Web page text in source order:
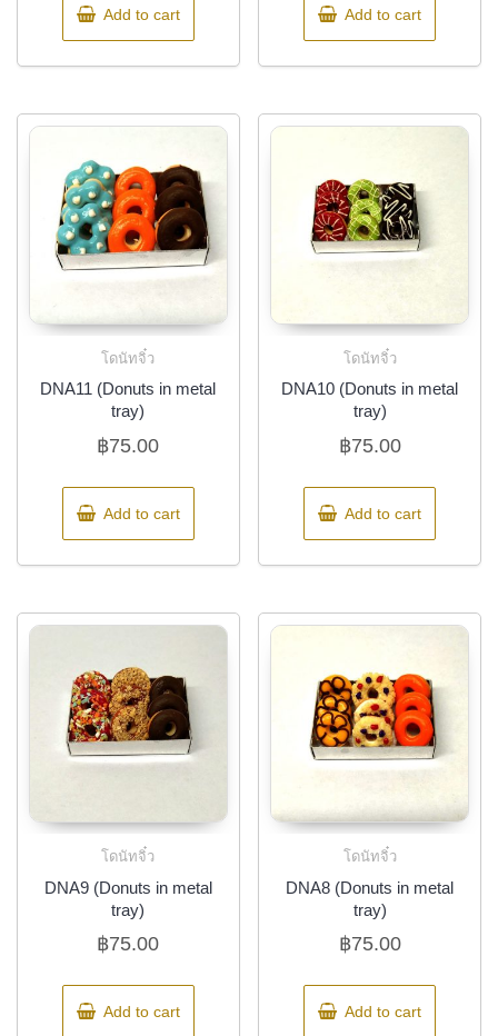
Add to cart Add to cart
โดนัทจิ๋ว
DNA11 (Donuts in metal
tray)
฿75.00
Add to cart
โดนัทจิ๋ว
DNA10 (Donuts in metal
tray)
฿75.00
Add to cart
โดนัทจิ๋ว
DNA9 (Donuts in metal
tray)
฿75.00
Add to cart
โดนัทจิ๋ว
DNA8 (Donuts in metal
tray)
฿75.00
Add to cart